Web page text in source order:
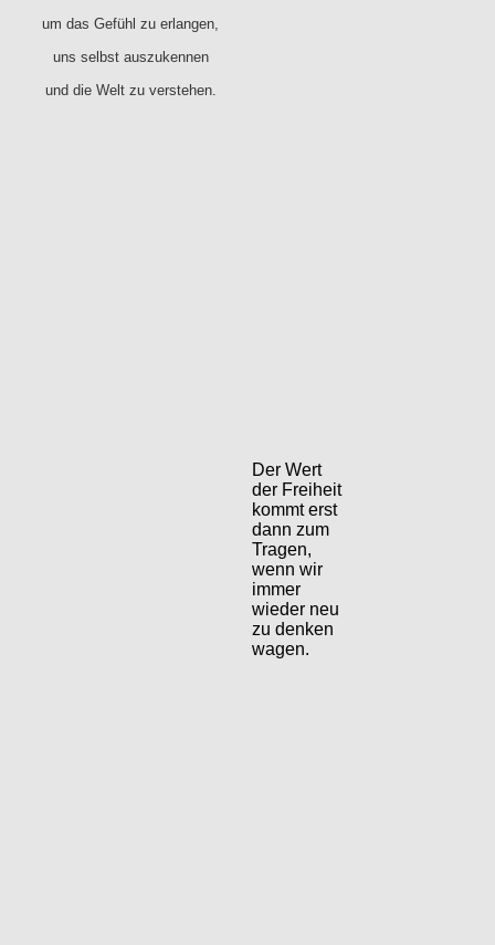
um das Gefühl zu erlangen,
uns selbst auszukennen
und die Welt zu verstehen.
Der Wert
der Freiheit
kommt erst
dann zum
Tragen,
wenn wir
immer
wieder neu
zu denken
wagen.